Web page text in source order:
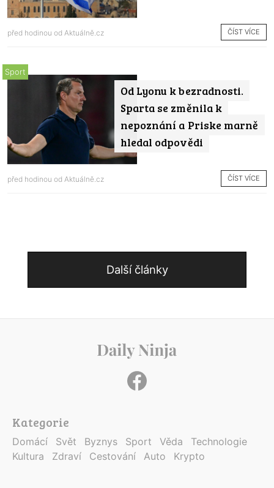
před hodinou od Aktuálně.cz ČÍST VÍCE
Od Lyonu k bezradnosti.
Sparta se změnila k
nepoznání a Priske marně
hledal odpovědi
Sport
před hodinou od Aktuálně.cz ČÍST VÍCE
Další články
Kategorie
Domácí Svět Byznys Sport Věda
Technologie
Kultura
Zdraví Cestování Auto Krypto